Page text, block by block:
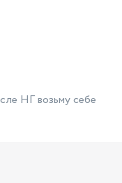
НГ возьму себе